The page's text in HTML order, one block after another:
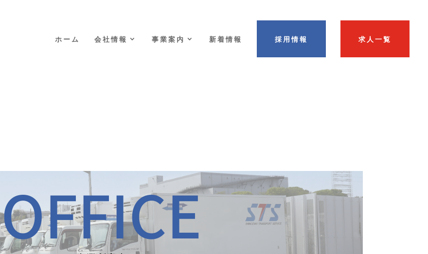
ホーム 会社情報 事業案内 新着情報 採用情報 求人一覧
OFFICE